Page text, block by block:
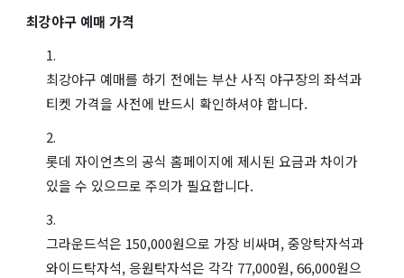
최강야구 예매 가격
최강야구 예매를 하기 전에는 부산 사직 야구장의 좌석과
티켓 가격을 사전에 반드시 확인하셔야 합니다.
롯데 자이언츠의 공식 홈페이지에 제시된 요금과 차이가
있을 수 있으므로 주의가 필요합니다.
그라운드석은 150,000원으로 가장 비싸며, 중앙탁자석과
와이드탁자석, 응원탁자석은 각각 77,000원, 66,000원으